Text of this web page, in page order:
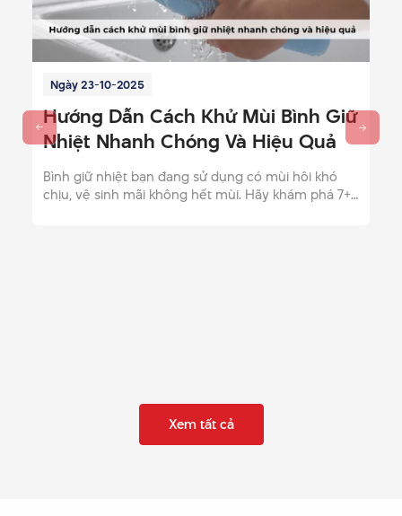
Ngày 23-10-2025
Hướng Dẫn Cách Khử Mùi Bình Giữ
Nhiệt Nhanh Chóng Và Hiệu Quả
Bình giữ nhiệt bạn đang sử dụng có mùi hôi khó
chịu, vệ sinh mãi không hết mùi. Hãy khám phá 7+
Xem tất cả